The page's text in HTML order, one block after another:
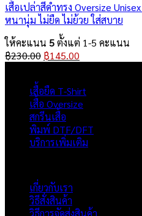
เสื้อเปล่าสีดำทรง Oversize
หนานุ่ม ไม่ยืด ไม่ย้วย ใส่สบาย
ให้คะแนน 5ตั้งแต่ 1-5 คะแนน
฿230.00 Original
฿230.00.
฿145.00
฿145.00.
เสื้อยืด T-Shirt
เสื้อ Oversize
สกรีนเสื้อ
พิมพ์ DTF/DFT
บริการเพิ่มเติม
เกี่ยวกับเรา
วิธีสั่งสินค้า
วิธีการจัดส่งสินค้า